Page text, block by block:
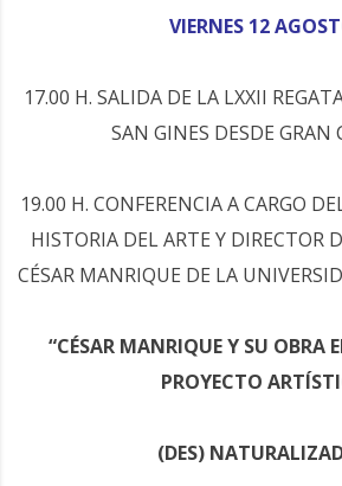
VIERNES 12
17.00 H. SALIDA DE LA LXXII
SAN GINES DESDE GRAN
19.00 H. CONFERENCIA A CARGO
HISTORIA DEL ARTE Y DIRECTOR
CÉSAR MANRIQUE DE LA
“CÉSAR MANRIQUE Y SU OBRA
PROYECTO
(DES)